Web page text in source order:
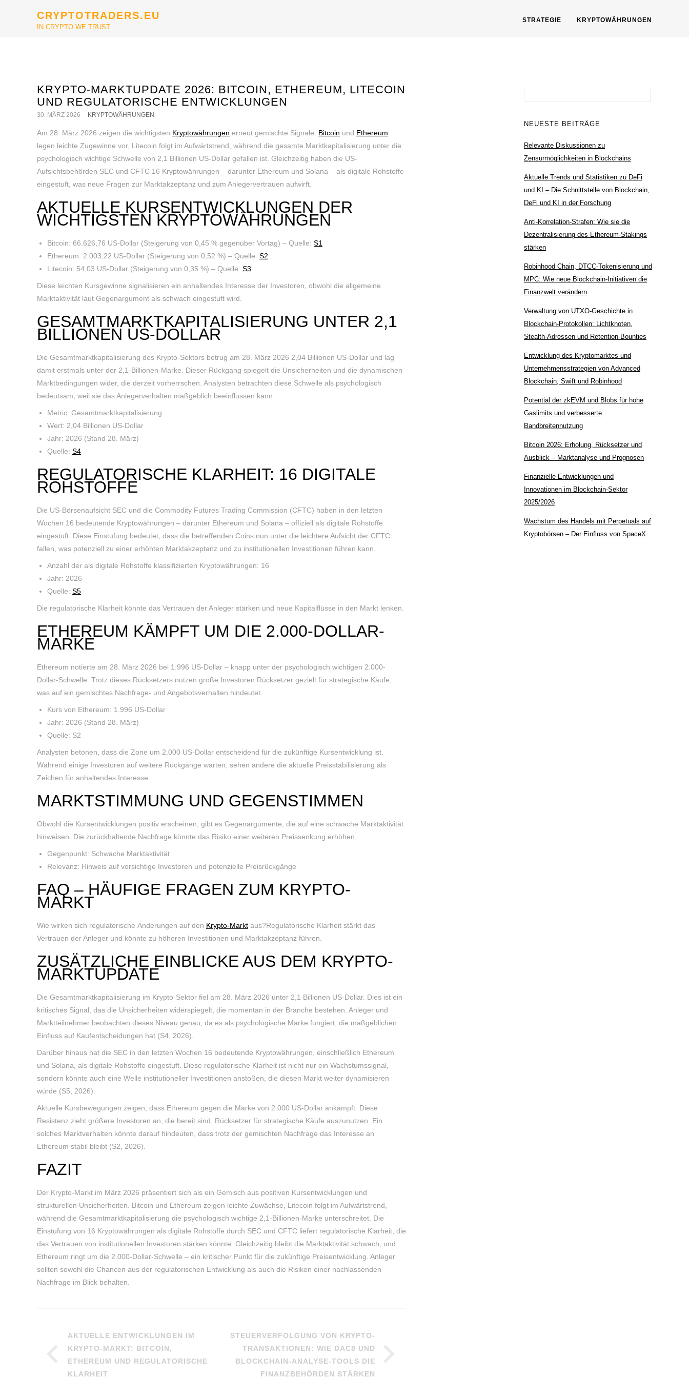
CRYPTOTRADERS.EU
IN CRYPTO WE TRUST
STRATEGIE KRYPTOWÄHRUNGEN
KRYPTO-MARKTUPDATE 2026: BITCOIN, ETHEREUM, LITECOIN
UND REGULATORISCHE ENTWICKLUNGEN
30. MÄRZ 2026 KRYPTOWÄHRUNGEN
Am 28. März 2026 zeigen die wichtigsten Kryptowährungen erneut gemischte Signale. Bitcoin und Ethereum
legen leichte Zugewinne vor, Litecoin folgt im Aufwärtstrend, während die gesamte Marktkapitalisierung unter die
psychologisch wichtige Schwelle von 2,1 Billionen US-Dollar gefallen ist. Gleichzeitig haben die US-
Aufsichtsbehörden SEC und CFTC 16 Kryptowährungen – darunter Ethereum und Solana – als digitale Rohstoffe
eingestuft, was neue Fragen zur Marktakzeptanz und zum Anlegervertrauen aufwirft.
AKTUELLE KURSENTWICKLUNGEN DER
WICHTIGSTEN KRYPTOWÄHRUNGEN
Bitcoin: 66.626,76 US-Dollar (Steigerung von 0,45 % gegenüber Vortag) – Quelle: S1
Ethereum: 2.003,22 US-Dollar (Steigerung von 0,52 %) – Quelle: S2
Litecoin: 54,03 US-Dollar (Steigerung von 0,35 %) – Quelle: S3
Diese leichten Kursgewinne signalisieren ein anhaltendes Interesse der Investoren, obwohl die allgemeine
Marktaktivität laut Gegenargument als schwach eingestuft wird.
GESAMTMARKTKAPITALISIERUNG UNTER 2,1
BILLIONEN US-DOLLAR
Die Gesamtmarktkapitalisierung des Krypto-Sektors betrug am 28. März 2026 2,04 Billionen US-Dollar und lag
damit erstmals unter der 2,1-Billionen-Marke. Dieser Rückgang spiegelt die Unsicherheiten und die dynamischen
Marktbedingungen wider, die derzeit vorherrschen. Analysten betrachten diese Schwelle als psychologisch
bedeutsam, weil sie das Anlegerverhalten maßgeblich beeinflussen kann.
Metric: Gesamtmarktkapitalisierung
Wert: 2,04 Billionen US-Dollar
Jahr: 2026 (Stand 28. März)
Quelle: S4
REGULATORISCHE KLARHEIT: 16 DIGITALE
ROHSTOFFE
Die US-Börsenaufsicht SEC und die Commodity Futures Trading Commission (CFTC) haben in den letzten
Wochen 16 bedeutende Kryptowährungen – darunter Ethereum und Solana – offiziell als digitale Rohstoffe
eingestuft. Diese Einstufung bedeutet, dass die betreffenden Coins nun unter die leichtere Aufsicht der CFTC
fallen, was potenziell zu einer erhöhten Marktakzeptanz und zu institutionellen Investitionen führen kann.
Anzahl der als digitale Rohstoffe klassifizierten Kryptowährungen: 16
Jahr: 2026
Quelle: S5
Die regulatorische Klarheit könnte das Vertrauen der Anleger stärken und neue Kapitalflüsse in den Markt lenken.
ETHEREUM KÄMPFT UM DIE 2.000-DOLLAR-
MARKE
Ethereum notierte am 28. März 2026 bei 1.996 US-Dollar – knapp unter der psychologisch wichtigen 2.000-
Dollar-Schwelle. Trotz dieses Rücksetzers nutzen große Investoren Rücksetzer gezielt für strategische Käufe,
was auf ein gemischtes Nachfrage- und Angebotsverhalten hindeutet.
Kurs von Ethereum: 1.996 US-Dollar
Jahr: 2026 (Stand 28. März)
Quelle: S2
Analysten betonen, dass die Zone um 2.000 US-Dollar entscheidend für die zukünftige Kursentwicklung ist.
Während einige Investoren auf weitere Rückgänge warten, sehen andere die aktuelle Preisstabilisierung als
Zeichen für anhaltendes Interesse.
MARKTSTIMMUNG UND GEGENSTIMMEN
Obwohl die Kursentwicklungen positiv erscheinen, gibt es Gegenargumente, die auf eine schwache Marktaktivität
hinweisen. Die zurückhaltende Nachfrage könnte das Risiko einer weiteren Preissenkung erhöhen.
Gegenpunkt: Schwache Marktaktivität
Relevanz: Hinweis auf vorsichtige Investoren und potenzielle Preisrückgänge
FAQ – HÄUFIGE FRAGEN ZUM KRYPTO-
MARKT
Wie wirken sich regulatorische Änderungen auf den Krypto-Markt aus?Regulatorische Klarheit stärkt das
Vertrauen der Anleger und könnte zu höheren Investitionen und Marktakzeptanz führen.
ZUSÄTZLICHE EINBLICKE AUS DEM KRYPTO-
MARKTUPDATE
Die Gesamtmarktkapitalisierung im Krypto-Sektor fiel am 28. März 2026 unter 2,1 Billionen US-Dollar. Dies ist ein
kritisches Signal, das die Unsicherheiten widerspiegelt, die momentan in der Branche bestehen. Anleger und
Marktteilnehmer beobachten dieses Niveau genau, da es als psychologische Marke fungiert, die maßgeblichen
Einfluss auf Kaufentscheidungen hat (S4, 2026).
Darüber hinaus hat die SEC in den letzten Wochen 16 bedeutende Kryptowährungen, einschließlich Ethereum
und Solana, als digitale Rohstoffe eingestuft. Diese regulatorische Klarheit ist nicht nur ein Wachstumssignal,
sondern könnte auch eine Welle institutioneller Investitionen anstoßen, die diesen Markt weiter dynamisieren
würde (S5, 2026).
Aktuelle Kursbewegungen zeigen, dass Ethereum gegen die Marke von 2.000 US-Dollar ankämpft. Diese
Resistenz zieht größere Investoren an, die bereit sind, Rücksetzer für strategische Käufe auszunutzen. Ein
solches Marktverhalten könnte darauf hindeuten, dass trotz der gemischten Nachfrage das Interesse an
Ethereum stabil bleibt (S2, 2026).
FAZIT
Der Krypto-Markt im März 2026 präsentiert sich als ein Gemisch aus positiven Kursentwicklungen und
strukturellen Unsicherheiten. Bitcoin und Ethereum zeigen leichte Zuwächse, Litecoin folgt im Aufwärtstrend,
während die Gesamtmarktkapitalisierung die psychologisch wichtige 2,1-Billionen-Marke unterschreitet. Die
Einstufung von 16 Kryptowährungen als digitale Rohstoffe durch SEC und CFTC liefert regulatorische Klarheit, die
das Vertrauen von institutionellen Investoren stärken könnte. Gleichzeitig bleibt die Marktaktivität schwach, und
Ethereum ringt um die 2.000-Dollar-Schwelle – ein kritischer Punkt für die zukünftige Preisentwicklung. Anleger
sollten sowohl die Chancen aus der regulatorischen Entwicklung als auch die Risiken einer nachlassenden
Nachfrage im Blick behalten.
AKTUELLE ENTWICKLUNGEN IM
KRYPTO-MARKT: BITCOIN,
ETHEREUM UND REGULATORISCHE
KLARHEIT
STEUERVERFOLGUNG VON KRYPTO-
TRANSAKTIONEN: WIE DAC8 UND
BLOCKCHAIN-ANALYSE-TOOLS DIE
FINANZBEHÖRDEN STÄRKEN
NEUESTE BEITRÄGE
Relevante Diskussionen zu
Zensurmöglichkeiten in Blockchains
Aktuelle Trends und Statistiken zu DeFi
und KI – Die Schnittstelle von Blockchain,
DeFi und KI in der Forschung
Anti-Korrelation-Strafen: Wie sie die
Dezentralisierung des Ethereum-Stakings
stärken
Robinhood Chain, DTCC-Tokenisierung und
MPC: Wie neue Blockchain-Initiativen die
Finanzwelt verändern
Verwaltung von UTXO-Geschichte in
Blockchain-Protokollen: Lichtknoten,
Stealth-Adressen und Retention-Bounties
Entwicklung des Kryptomarktes und
Unternehmensstrategien von Advanced
Blockchain, Swift und Robinhood
Potential der zkEVM und Blobs für hohe
Gaslimits und verbesserte
Bandbreitennutzung
Bitcoin 2026: Erholung, Rücksetzer und
Ausblick – Marktanalyse und Prognosen
Finanzielle Entwicklungen und
Innovationen im Blockchain-Sektor
2025/2026
Wachstum des Handels mit Perpetuals auf
Kryptobörsen – Der Einfluss von SpaceX